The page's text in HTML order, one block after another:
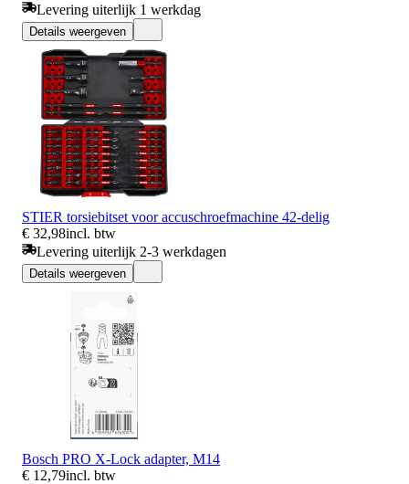
Levering uiterlijk 1 werkdag
Details weergeven
STIER torsiebitset voor accuschroefmachine 42-delig
€ 32,98incl. btw
Levering uiterlijk 2-3 werkdagen
Details weergeven
Bosch PRO X-Lock adapter, M14
€ 12,79incl. btw